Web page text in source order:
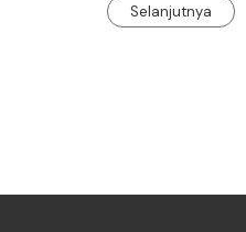
Selanjutnya